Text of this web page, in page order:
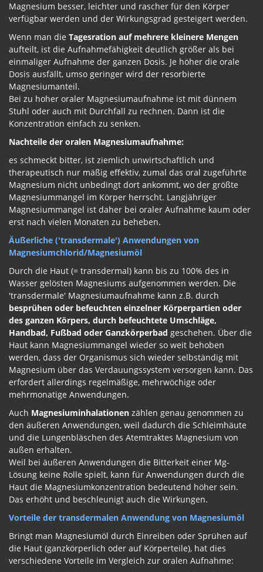
Magnesium besser, leichter und rascher für den Körper
verfügbar werden und der Wirkungsgrad gesteigert werden.
Wenn man die Tagesration auf mehrere kleinere Mengen
aufteilt, ist die Aufnahmefähigkeit deutlich größer als bei
einmaliger Aufnahme der ganzen Dosis. Je höher die orale
Dosis ausfällt, umso geringer wird der resorbierte
Magnesiumanteil.
Bei zu hoher oraler Magnesiumaufnahme ist mit dünnem
Stuhl oder auch mit Durchfall zu rechnen. Dann ist die
Konzentration einfach zu senken.
Nachteile der oralen Magnesiumaufnahme:
es schmeckt bitter, ist ziemlich unwirtschaftlich und
therapeutisch nur mäßig effektiv, zumal das oral zugeführte
Magnesium nicht unbedingt dort ankommt, wo der größte
Magnesiummangel im Körper herrscht. Langjähriger
Magnesiummangel ist daher bei oraler Aufnahme kaum oder
erst nach vielen Monaten zu beheben.
Äußerliche ('transdermale') Anwendungen von
Magnesiumchlorid/Magnesiumöl
Durch die Haut (= transdermal) kann bis zu 100% des in
Wasser gelösten Magnesiums aufgenommen werden. Die
'transdermale' Magnesiumaufnahme kann z.B. durch
besprühen oder befeuchten einzelner Körperpartien oder
des ganzen Körpers, durch befeuchtete Umschläge,
Handbad, Fußbad oder Ganzkörperbad geschehen. Über die
Haut kann Magnesiummangel wieder so weit behoben
werden, dass der Organismus sich wieder selbständig mit
Magnesium über das Verdauungssystem versorgen kann. Das
erfordert allerdings regelmäßige, mehrwöchige oder
mehrmonatige Anwendungen.
Auch Magnesiuminhalationen zählen genau genommen zu
den äußeren Anwendungen, weil dadurch die Schleimhäute
und die Lungenbläschen des Atemtraktes Magnesium von
außen erhalten.
Weil bei äußeren Anwendungen die Bitterkeit einer Mg-
Lösung keine Rolle spielt, kann für Anwendungen durch die
Haut die Magnesiumkonzentration bedeutend höher sein.
Das erhöht und beschleunigt auch die Wirkungen.
Vorteile der transdermalen Anwendung von Magnesiumöl
Bringt man Magnesiumöl durch Einreiben oder Sprühen auf
die Haut (ganzkörperlich oder auf Körperteile), hat dies
verschiedene Vorteile im Vergleich zur oralen Aufnahme: